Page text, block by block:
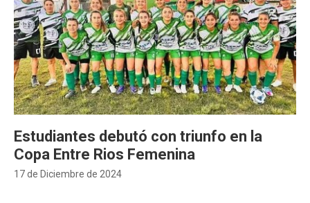
17 de Diciembre de 2024
Estudiantes debutó con triunfo en la
Copa Entre Rios Femenina